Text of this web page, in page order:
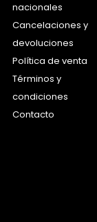
nacionales
Cancelaciones y
devoluciones
Política de venta
Términos y
condiciones
Contacto